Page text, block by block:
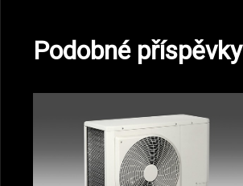
příspěvek
Podobné příspěvky